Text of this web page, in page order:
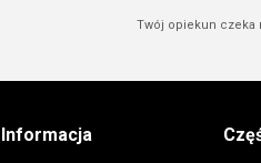
Twój opiekun czeka
Informacja